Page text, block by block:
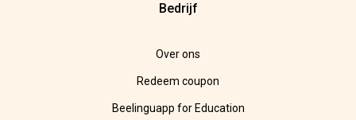
Bedrijf
Over ons
Redeem coupon
Beelinguapp for Education